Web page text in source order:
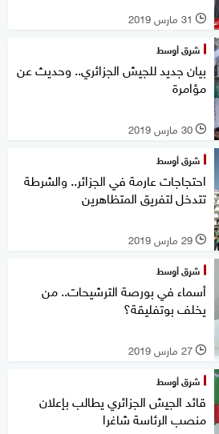
l 31 مارس 2019
شرق أوسط
بيان جديد للجيش الجزائري.. وحديث عن
مؤامرة
l 30 مارس 2019
شرق أوسط
احتجاجات عارمة في الجزائر.. والشرطة
تتدخل لتفريق المتظاهرين
l 29 مارس 2019
شرق أوسط
أسماء في بورصة الترشيحات.. من
يخلف بوتفليقة؟
l 27 مارس 2019
شرق أوسط
قائد الجيش الجزائري يطالب بإعلان
منصب الرئاسة شاغرا